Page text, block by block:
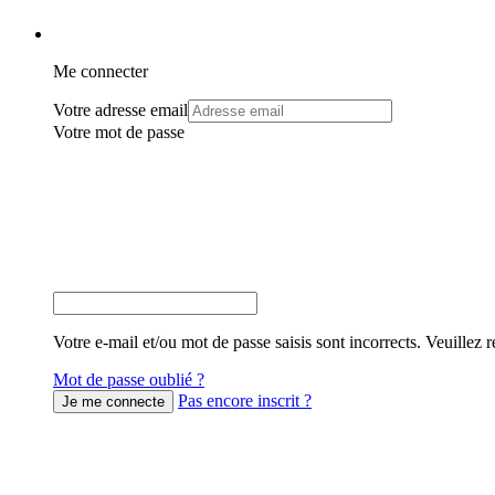
Me connecter
Votre adresse email
Votre mot de passe
Votre e-mail et/ou mot de passe saisis sont incorrects. Veuillez
Mot de passe oublié ?
Pas encore inscrit ?